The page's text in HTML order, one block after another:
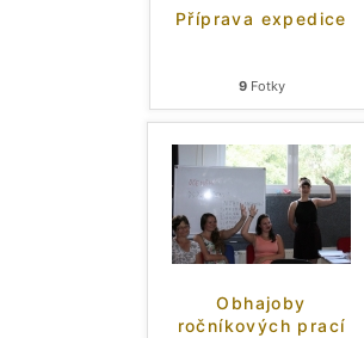
Příprava expedice
9Fotky
Obhajoby
ročníkových prací